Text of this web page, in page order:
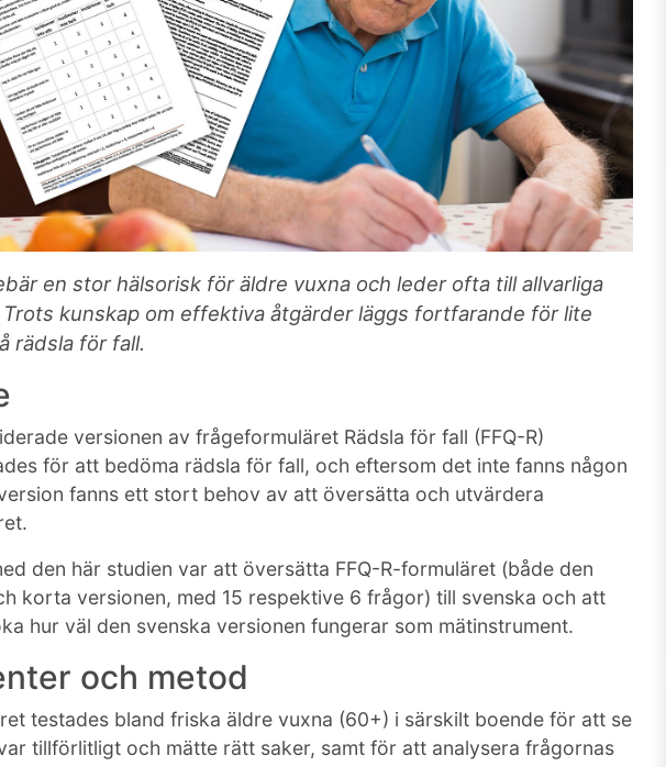
en stor hälsorisk för äldre vuxna och leder ofta till allvarliga
kunskap om effektiva åtgärder läggs fortfarande för lite
rädsla för fall.
versionen av frågeformuläret Rädsla för fall (FFQ-R)
för att bedöma rädsla för fall, och eftersom det inte fanns någon
fanns ett stort behov av att översätta och utvärdera
den här studien var att översätta FFQ-R-formuläret (både den
korta versionen, med 15 respektive 6 frågor) till svenska och att
hur väl den svenska versionen fungerar som mätinstrument.
och metod
testades bland friska äldre vuxna (60+) i särskilt boende för att se
tillförlitligt och mätte rätt saker, samt för att analysera frågornas